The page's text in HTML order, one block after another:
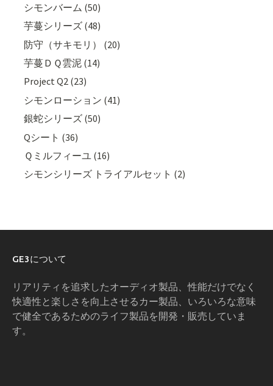
シモンバーム (50)
芋蔓シリーズ (48)
防守（サキモリ） (20)
芋蔓ＤＱ雲泥 (14)
Project Q2 (23)
シモンローション (41)
銀蛇シリーズ (50)
Qシート (36)
Ｑミルフィーユ (16)
シモンシリーズ トライアルセット (2)
GE3について
リアリティを追求したオーディオ製品、性能だけでなく
快適性と楽しさを向上させるカー製品、いろいろな意味
で健全であるためのライフ製品を開発・販売していま
す。